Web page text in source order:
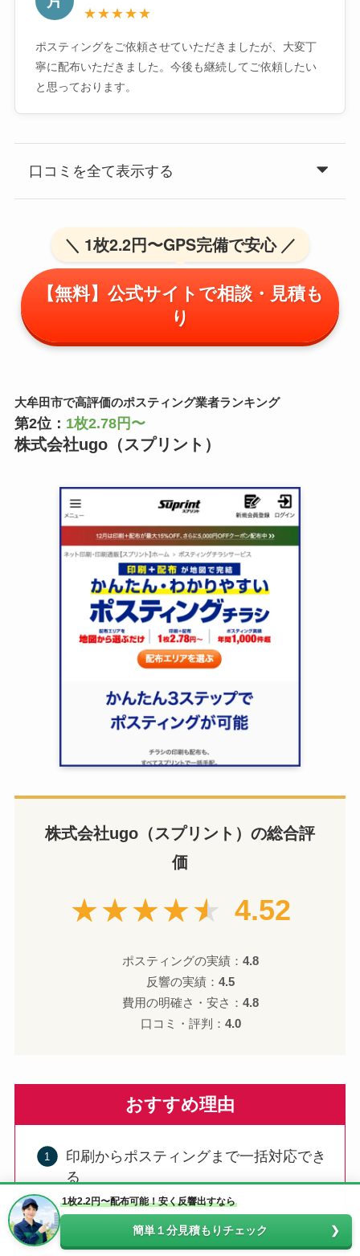
★★★★★
ポスティングをご依頼させていただきましたが、大変丁
寧に配布いただきました。今後も継続してご依頼したい
と思っております。
口コミを全て表示する
＼ 1枚2.2円〜GPS完備で安心 ／
【無料】公式サイトで相談・見積も
り
大牟田市で高評価のポスティング業者ランキング
第2位： 1枚2.78円〜
株式会社ugo（スプリント）
株式会社ugo（スプリント）の総合評
価
★★★★★ 4.52
ポスティングの実績：4.8
反響の実績：4.5
費用の明確さ・安さ：4.8
口コミ・評判： 4.0
おすすめ理由
印刷からポスティングまで一括対応でき
る
1枚2.2円〜配布可能！安く反響出すなら
簡単１分見積もりチェック